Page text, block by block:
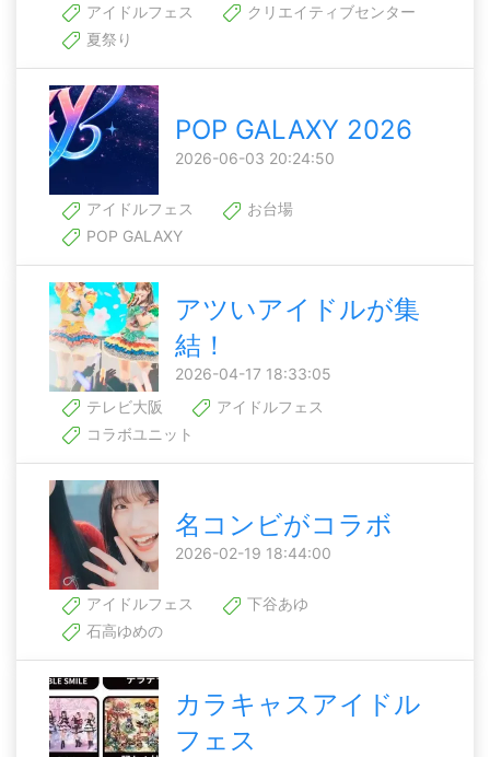
アイドルフェス
クリエイティブセンター
夏祭り
POP GALAXY 2026
2026-06-03 20:24:50
アイドルフェス
お台場
POP GALAXY
アツいアイドルが集
結！
2026-04-17 18:33:05
テレビ大阪
アイドルフェス
コラボユニット
名コンビがコラボ
2026-02-19 18:44:00
アイドルフェス
下谷あゆ
石高ゆめの
カラキャスアイドル
フェス